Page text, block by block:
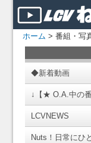
ホーム > 番組・写
◆新着動画
↓【★ O.A.中の
LCVNEWS
Nuts！日常にひ